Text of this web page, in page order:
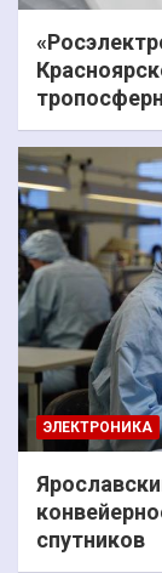
ЭЛЕКТРОНИКА
спутников